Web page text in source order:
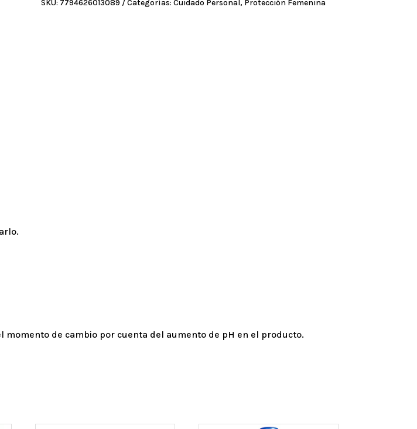
x
SKU: 7794626013089 Categorías: Cuidado Personal, Protección Femenina
de cambio por cuenta del aumento de pH en el producto.